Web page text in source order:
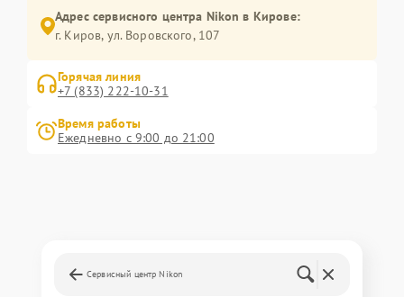
Адрес сервисного центра Nikon в Кирове:
г. Киров, ул. Воровского, 107
Горячая линия
+7 (833) 222-10-31
Время работы
Ежедневно с 9:00 до 21:00
Сервисный центр Nikon